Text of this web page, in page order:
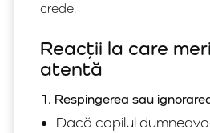
crede.
Reacții la care
atentă
1. Respingerea sau
Dacă copilul